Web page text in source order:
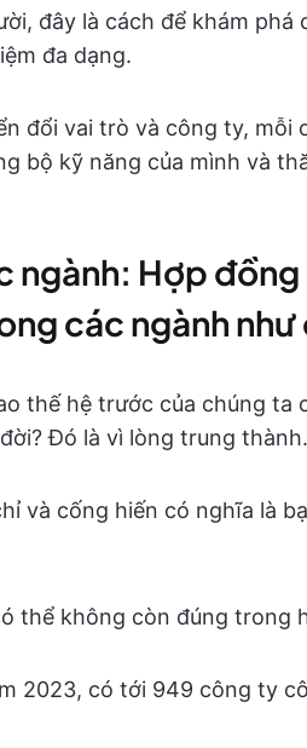
đây là cách để khám
đa dạng.
đổi vai trò và công ty,
bộ kỹ năng của mình và
ngành: Hợp
các ngành
thế hệ trước của chúng
Đó là vì lòng trung thành.
và cống hiến có nghĩa là
thể không còn đúng trong
2023, có tới 949 công ty